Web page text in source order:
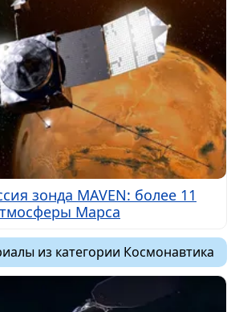
зонда MAVEN: более 11
Марса
из категории Космонавтика